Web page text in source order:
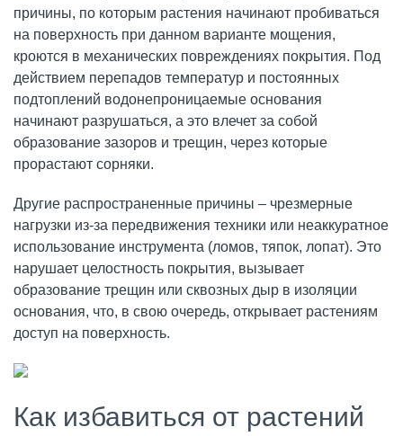
причины, по которым растения начинают пробиваться
на поверхность при данном варианте мощения,
кроются в механических повреждениях покрытия. Под
действием перепадов температур и постоянных
подтоплений водонепроницаемые основания
начинают разрушаться, а это влечет за собой
образование зазоров и трещин, через которые
прорастают сорняки.
Другие распространенные причины – чрезмерные
нагрузки из-за передвижения техники или неаккуратное
использование инструмента (ломов, тяпок, лопат). Это
нарушает целостность покрытия, вызывает
образование трещин или сквозных дыр в изоляции
основания, что, в свою очередь, открывает растениям
доступ на поверхность.
Как избавиться от растений